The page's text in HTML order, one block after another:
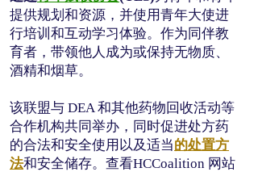
提供规划和资源，并使用青年大使进
行培训和互动学习体验。作为同伴教
育者，带领他人成为或保持无物质、
酒精和烟草。
该联盟与 DEA 和其他药物回收活动等
合作机构共同举办，同时促进处方药
的合法和安全使用以及适当的处置方
法和安全储存。查看HCCoalition 网站